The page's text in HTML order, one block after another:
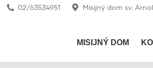
02/63534951 Misijný dom sv.
MISIJNÝ DOM